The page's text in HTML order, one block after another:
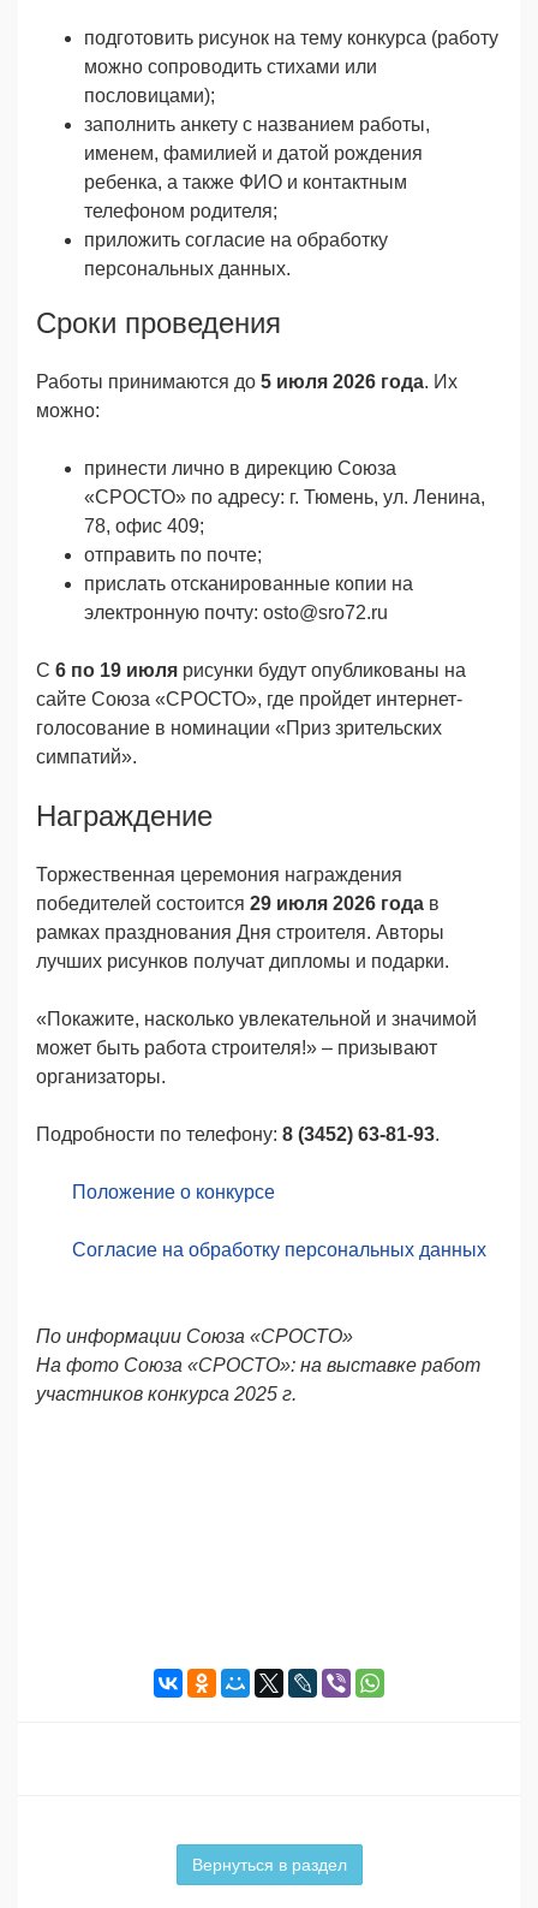
подготовить рисунок на тему конкурса (работу
можно сопроводить стихами или
пословицами);
заполнить анкету с названием работы,
именем, фамилией и датой рождения
ребенка, а также ФИО и контактным
телефоном родителя;
приложить согласие на обработку
персональных данных.
Сроки проведения
Работы принимаются до 5 июля 2026 года. Их
можно:
принести лично в дирекцию Союза
«СРОСТО» по адресу: г. Тюмень, ул. Ленина,
78, офис 409;
отправить по почте;
прислать отсканированные копии на
электронную почту: osto@sro72.ru
С 6 по 19 июля рисунки будут опубликованы на
сайте Союза «СРОСТО», где пройдет интернет-
голосование в номинации «Приз зрительских
симпатий».
Награждение
Торжественная церемония награждения
победителей состоится 29 июля 2026 года в
рамках празднования Дня строителя. Авторы
лучших рисунков получат дипломы и подарки.
«Покажите, насколько увлекательной и значимой
может быть работа строителя!» – призывают
организаторы.
Подробности по телефону: 8 (3452) 63-81-93.
Положение о конкурсе
Согласие на обработку персональных данных
По информации Союза «СРОСТО»
На фото Союза «СРОСТО»: на выставке работ
участников конкурса 2025 г.
Вернуться в раздел